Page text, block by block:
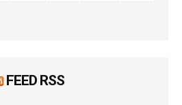
FEED RSS